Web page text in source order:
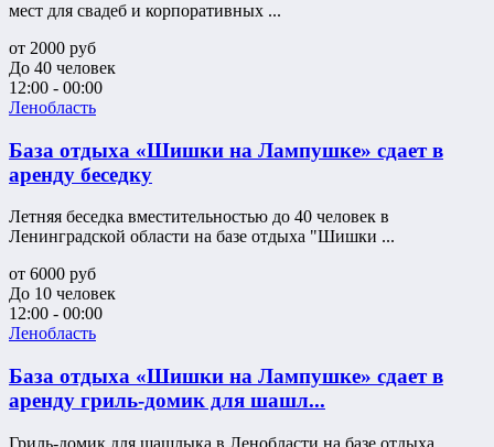
мест для свадеб и корпоративных ...
от 2000 руб
До 40 человек
12:00 - 00:00
Ленобласть
База отдыха «Шишки на Лампушке» сдает в
аренду беседку
Летняя беседка вместительностью до 40 человек в
Ленинградской области на базе отдыха "Шишки ...
от 6000 руб
До 10 человек
12:00 - 00:00
Ленобласть
База отдыха «Шишки на Лампушке» сдает в
аренду гриль-домик для шашл...
Гриль-домик для шашлыка в Ленобласти на базе отдыха